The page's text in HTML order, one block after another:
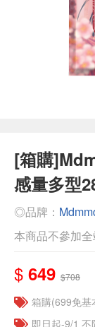
[箱購
感量多型
◎品牌：
本商品不參加
$ 649 $708
箱購(699免基
即日起-9/1